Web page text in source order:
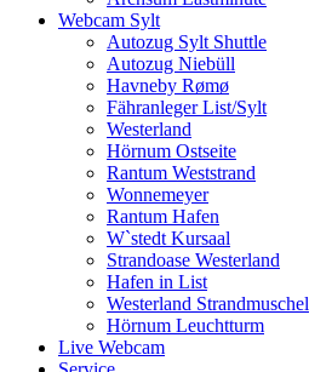
Webcam Sylt
Autozug Sylt Shuttle
Autozug Niebüll
Havneby Rømø
Fähranleger List/Sylt
Westerland
Hörnum Ostseite
Rantum Weststrand
Wonnemeyer
Rantum Hafen
W`stedt Kursaal
Strandoase Westerland
Hafen in List
Westerland Strandmuschel
Hörnum Leuchtturm
Live Webcam